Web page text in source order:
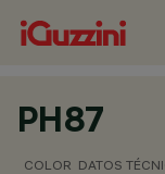
PH87
COLOR DATOS